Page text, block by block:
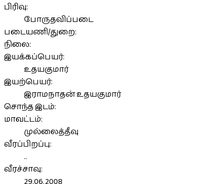
பிரிவு:
போருதவிப்படை
படையணி/துறை:
நிலை:
இயக்கப்பெயர்:
உதயகுமார்
இயற்பெயர்:
இராமநாதன் உதயகுமார்
சொந்த இடம்:
மாவட்டம்:
முல்லைத்தீவு
வீரப்பிறப்பு:
..
வீரச்சாவு: